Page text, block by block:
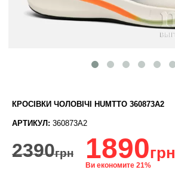
КРОСІВКИ ЧОЛОВІЧІ HUMTTO 360873A2
АРТИКУЛ: 360873A2
2390грн 1890грн
Ви економите 21%